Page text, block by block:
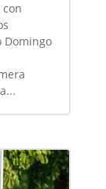
Domingo